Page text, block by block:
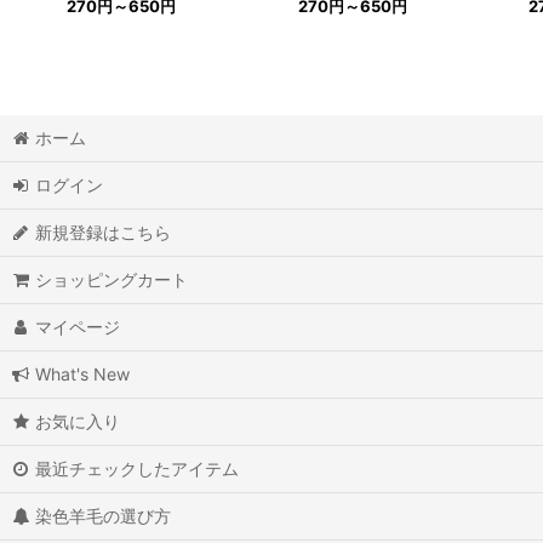
270円～650円 270円～650円
ホーム
ログイン
新規登録はこちら
ショッピングカート
マイページ
What's New
お気に入り
最近チェックしたアイテム
染色羊毛の選び方